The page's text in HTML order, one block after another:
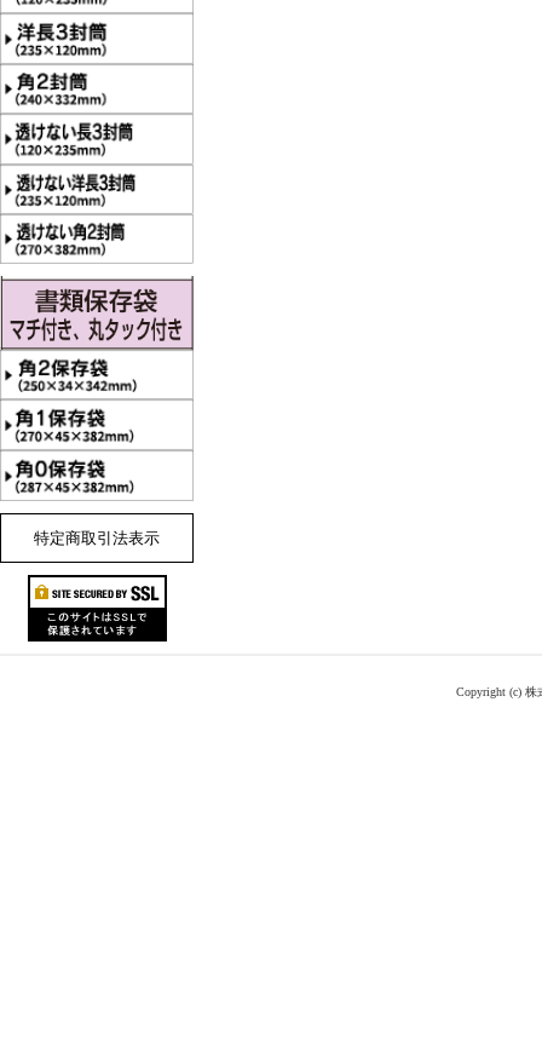
特定商取引法表示
Copyright (c)